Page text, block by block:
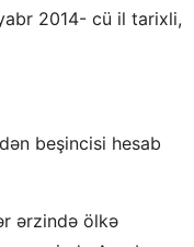
2014- cü il tarixli,
beşincisi hesab
ərzində ölkə